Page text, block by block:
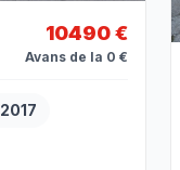
10490 €
Avans de la 0 €
2017